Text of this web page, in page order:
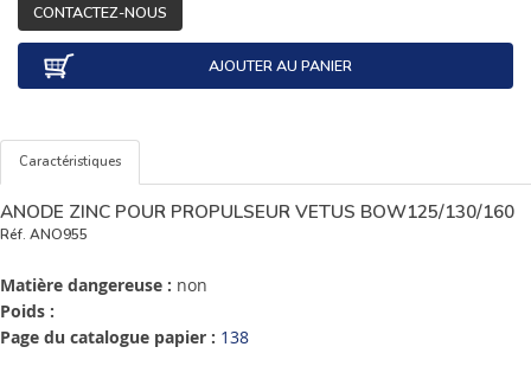
CONTACTEZ-NOUS
AJOUTER AU PANIER
Caractéristiques
ANODE ZINC POUR PROPULSEUR VETUS BOW125/130/160
Réf. ANO955
Matière dangereuse : non
Poids :
Page du catalogue papier : 138